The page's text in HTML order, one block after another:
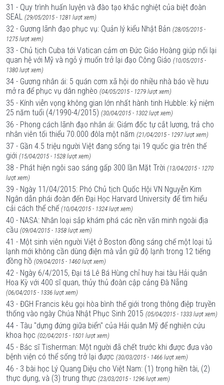
31 - Quy trình huấn luyện và đào tạo khắc nghiệt của biệt đoàn
SEAL (29/05/2015 - 1281 lượt xem)
32 - Gương lãnh đạo phục vụ: Quản lý kiểu Nhật Bản (28/05/2015 -
1275 lượt xem)
33 - Chủ tịch Cuba tới Vatican cảm ơn Đức Giáo Hoàng giúp nối lại
quan hệ với Mỹ và ngỏ ý muốn trở lại đạo Công Giáo (10/05/2015 -
1380 lượt xem)
34 - Gương nhân ái: 5 quán cơm xã hội do nhiều nhà báo về hưu
mở ra để phục vụ dân nghèo (04/05/2015 - 1279 lượt xem)
35 - Kính viễn vọng không gian lớn nhất hành tinh Hubble: kỷ niệm
25 năm tuổi (4/1990-4/2015) (30/04/2015 - 1302 lượt xem)
36 - Phong cách lãnh đạo nhân ái: Giám đốc tự cắt lương, trả cho
nhân viên tối thiểu 70.000 đôla một năm (21/04/2015 - 1297 lượt xem)
37 - Gần 4.5 triệu người Việt đang sống tại 19 quốc gia trên thế
giới (15/04/2015 - 1528 lượt xem)
38 - Phát hiện ngôi sao sáng gấp 300 lần Mặt Trời (13/04/2015 - 1270
lượt xem)
39 - Ngày 11/04/2015: Phó Chủ tịch Quốc Hội VN Nguyễn Kim
Ngân dẫn phái đoàn đến Đại Học Harvard University để tìm hiểu
cải cách thể chế (10/04/2015 - 1324 lượt xem)
40 - NASA: Nhân loại sắp khám phá các nền văn minh ngoài địa
cầu (09/04/2015 - 1358 lượt xem)
41 - Một sinh viên người Việt ở Boston đồng sáng chế một loại tủ
lạnh mới không cần dùng điện mà vẫn giữ độ lạnh trong 12 tiếng
đồng hồ (09/04/2015 - 1460 lượt xem)
42 - Ngày 6/4/2015, Đại tá Lê Bá Hùng chỉ huy hai tàu Hải quân
Hoa Kỳ với 400 sĩ quan, thủy thủ đoàn cập cảng Đà Nẵng
(06/04/2015 - 1336 lượt xem)
43 - ĐGH Francis kêu gọi hòa bình thế giới trong thông điệp truyền
thống vào ngày Chúa Nhật Phục Sinh 2015 (05/04/2015 - 1333 lượt xem)
44 - Tàu "dựng đứng giữa biển" của Hải quân Mỹ để nghiên cứu
khoa học (02/04/2015 - 1501 lượt xem)
45 - Bác sĩ Tisherman: Một người đã chết trước khi được đưa vào
bệnh viện có thể sống trở lại được (30/03/2015 - 1466 lượt xem)
46 - 3 bài học Lý Quang Diệu cho Việt Nam: (1) trọng hiền tài, (2)
thực dụng, và (3) trung thực (23/03/2015 - 1296 lượt xem)